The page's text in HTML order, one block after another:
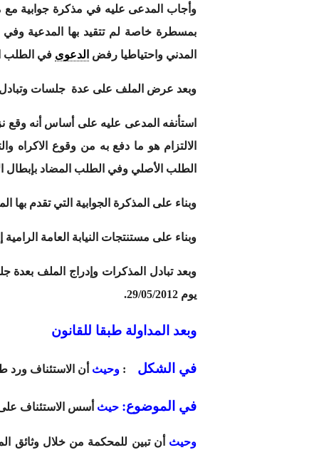
وأجاب المدعى عليه في مذكرة جوابية مع
بمسطرة خاصة لم تتقيد بها المدعية وفي
المدني واحتياطيا رفض الدعوى في الطلب
وبعد عرض الملف على عدة جلسات وتبادل
الطلب الأصلي وفي الطلب المضاد بإبطال
وبناء على المذكرة الجوابية التي تقدم بها
وبناء على مستنتجات النيابة العامة
يوم 29/05/2012.
وبعد المداولة طبقا للقانون
في الشكل : وحيث أن الاستئناف ورد
في الموضوع: حيث أسس الاستئناف على
وحيث